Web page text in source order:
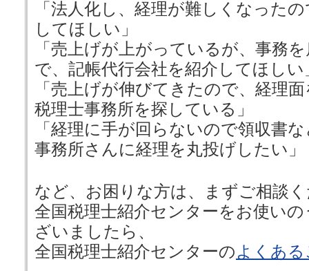
「法人化し、経理が難しくなった
してほしい」
「売上げが上がっているが、事務
で、記帳代行会社を紹介してほしい
「売上げが伸びてきたので、経理
税理士事務所を探している」
「経理に手が回らないので領収書
事務所さんに経理を丸投げしたい」
など、お困りな方は、まずご相談
全国税理士紹介センターをお使い
ざいましたら、
全国税理士紹介センターのよくあ